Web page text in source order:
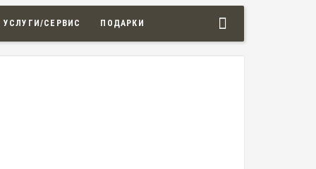
УСЛУГИ/СЕРВИС ПОДАРКИ